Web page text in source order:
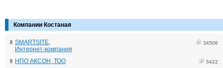
Компании Костаная
SMARTSITE,
Интернет-компания
34506
НПО АКСОН, ТОО 5422